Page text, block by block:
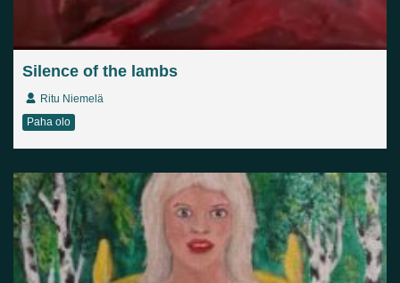
Silence of the lambs
Ritu Niemelä
Paha olo